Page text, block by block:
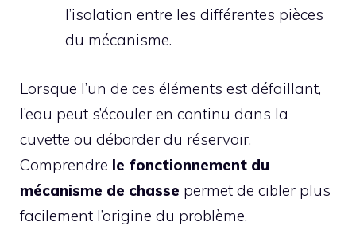
l’isolation entre les différentes pièces
du mécanisme.
Lorsque l’un de ces éléments est défaillant,
l’eau peut s’écouler en continu dans la
cuvette ou déborder du réservoir.
Comprendre le fonctionnement du
mécanisme de chasse permet de cibler plus
facilement l’origine du problème.